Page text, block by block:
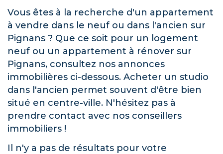
Vous êtes à la recherche d'un appartement
à vendre dans le neuf ou dans l'ancien sur
Pignans ? Que ce soit pour un logement
neuf ou un appartement à rénover sur
Pignans, consultez nos annonces
immobilières ci-dessous. Acheter un studio
dans l'ancien permet souvent d'être bien
situé en centre-ville. N'hésitez pas à
prendre contact avec nos conseillers
immobiliers !
Il n'y a pas de résultats pour votre